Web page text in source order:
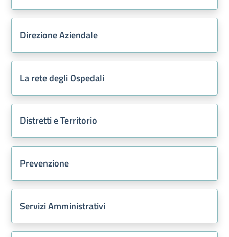
Direzione Aziendale
La rete degli Ospedali
Distretti e Territorio
Prevenzione
Servizi Amministrativi